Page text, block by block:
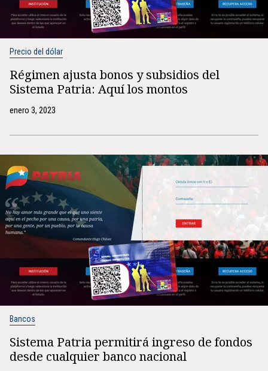
Precio del dólar
Régimen ajusta bonos y subsidios del
Sistema Patria: Aquí los montos
enero 3, 2023
Bancos
Sistema Patria permitirá ingreso de fondos
desde cualquier banco nacional